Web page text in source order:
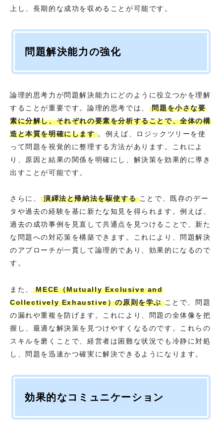
上し、長期的な成功を収めることが可能です。
問題解決能力の強化
論理的思考力が問題解決能力にどのように役立つかを理解
することが重要です。論理的思考では、 問題を小さな要
素に分解し、それぞれの要素を分析することで、全体の構
造と本質を明確にします。例えば、ロジックツリーを使
って問題を視覚的に整理する方法があります。これによ
り、原因と結果の関係を明確にし、解決策を効果的に導き
出すことが可能です。
さらに、演繹法と帰納法を駆使することで、既存のデー
タや過去の経験を基に新たな知見を得られます。例えば、
過去の成功事例を見直して共通点を見つけることで、新た
な問題への対応策を構築できます。これにより、問題解決
のアプローチが一貫して論理的であり、効果的になるので
す。
また、 MECE（Mutually Exclusive and
Collectively Exhaustive）の原則を学ぶことで、問題
の漏れや重複を防げます。これにより、問題の全体像を把
握し、最適な解決策を見つけやすくなるのです。これらの
スキルを磨くことで、経営者は困難な状況でも冷静に対処
し、問題を迅速かつ確実に解決できるようになります。
効果的なコミュニケーション